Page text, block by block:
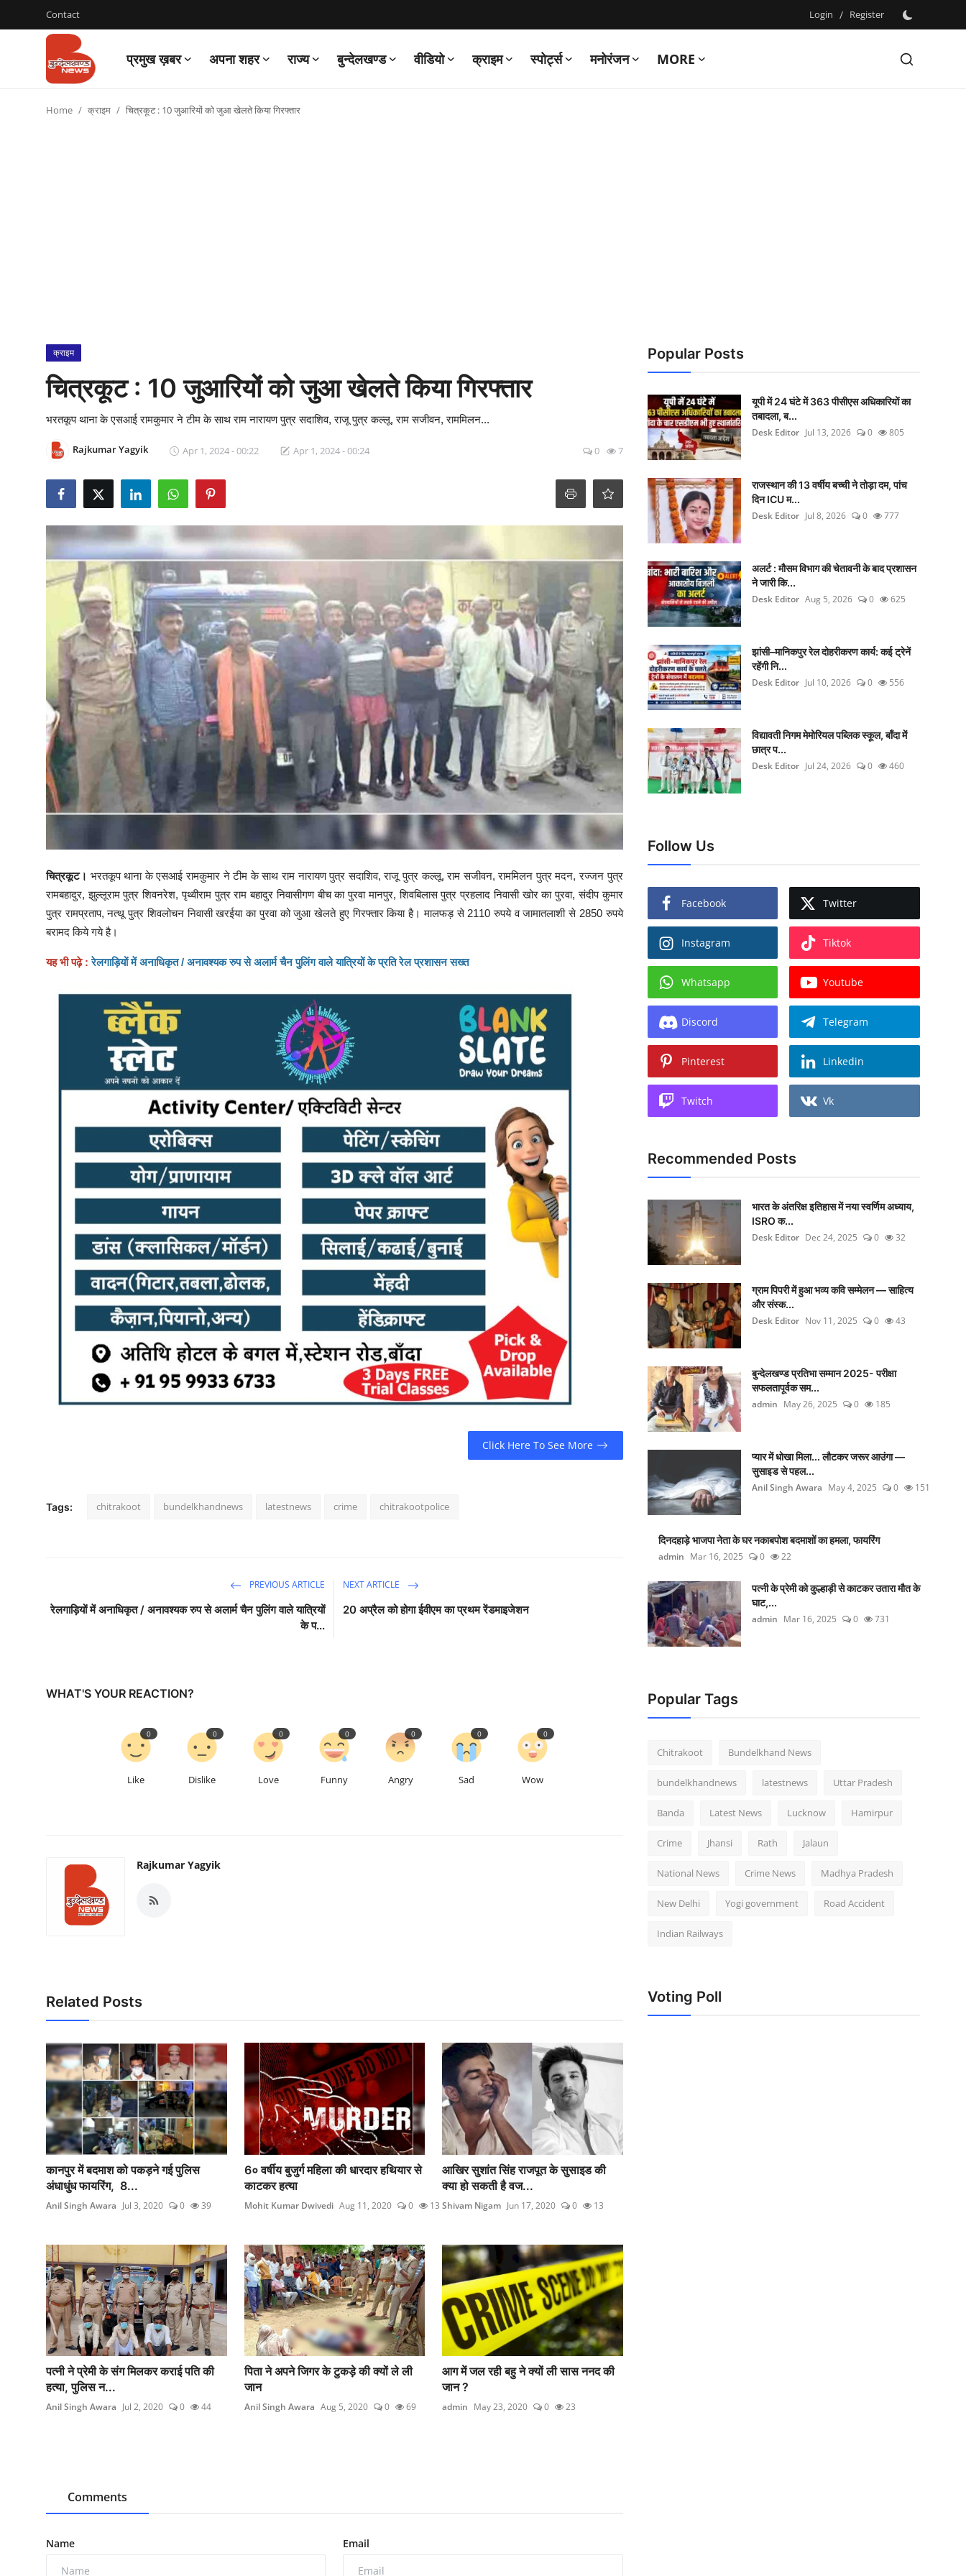
Contact Login / Register
प्रमुख ख़बर अपना शहर राज्य बुन्देलखण्ड वीडियो क्राइम स्पोर्ट्स मनोरंजन MORE
Login
Home क्राइम चित्रकूट : 10 जुआरियों को जुआ खेलते किया गिरफ्तार
क्राइम
चित्रकूट : 10 जुआरियों को जुआ खेलते किया गिरफ्तार
भरतकूप थाना के एसआई रामकुमार ने टीम के साथ राम नारायण पुत्र सदाशिव, राजू पुत्र कल्लू, राम सजीवन, राममिलन...
Rajkumar Yagyik Apr 1, 2024 - 00:22 Apr 1, 2024 - 00:24 0 7
चित्रकूट। भरतकूप थाना के एसआई रामकुमार ने टीम के साथ राम नारायण पुत्र सदाशिव, राजू पुत्र कल्लू, राम सजीवन, राममिलन पुत्र मदन, रज्जन पुत्र
रामबहादुर, झुल्लूराम पुत्र शिवनरेश, पृथ्वीराम पुत्र राम बहादुर निवासीगण बीच का पुरवा मानपुर, शिवबिलास पुत्र प्रहलाद निवासी खोर का पुरवा, संदीप कुमार
पुत्र रामप्रताप, नत्थू पुत्र शिवलोचन निवासी खरईया का पुरवा को जुआ खेलते हुए गिरफ्तार किया है। मालफड़ से 2110 रुपये व जामातलाशी से 2850 रुपये
बरामद किये गये है।
यह भी पढ़े : रेलगाड़ियों में अनाधिकृत / अनावश्यक रुप से अलार्म चैन पुलिंग वाले यात्रियों के प्रति रेल प्रशासन सख्त
Click Here To See More
Tags: chitrakoot bundelkhandnews latestnews crime chitrakootpolice
PREVIOUS ARTICLE
रेलगाड़ियों में अनाधिकृत / अनावश्यक रुप से अलार्म चैन पुलिंग वाले यात्रियों
के प...
NEXT ARTICLE
20 अप्रैल को होगा ईवीएम का प्रथम रेंडमाइजेशन
WHAT'S YOUR REACTION?
Like
0
Dislike
0
Love
0
Funny
0
Angry
0
Sad
0
Wow
0
Rajkumar Yagyik
Related Posts
कानपुर में बदमाश को पकड़ने गई पुलिस
अंधाधुंध फायरिंग, 8...
Anil Singh Awara Jul 3, 2020 0 39
6० वर्षीय बुजुर्ग महिला की धारदार हथियार से
काटकर हत्या
Mohit Kumar Dwivedi Aug 11, 2020 0 13
आखिर सुशांत सिंह राजपूत के सुसाइड की
क्या हो सकती है वज...
Shivam Nigam Jun 17, 2020 0 13
पत्नी ने प्रेमी के संग मिलकर कराई पति की
हत्या, पुलिस न...
Anil Singh Awara Jul 2, 2020 0 44
पिता ने अपने जिगर के टुकड़े की क्यों ले ली
जान
Anil Singh Awara Aug 5, 2020 0 69
आग में जल रही बहु ने क्यों ली सास ननद की
जान ?
admin May 23, 2020 0 23
Comments
Name Email
Popular Posts
यूपी में 24 घंटे में 363 पीसीएस अधिकारियों का
तबादला, ब...
Desk Editor Jul 13, 2026 0 805
राजस्थान की 13 वर्षीय बच्ची ने तोड़ा दम, पांच
दिन ICU म...
Desk Editor Jul 8, 2026 0 777
अलर्ट : मौसम विभाग की चेतावनी के बाद प्रशासन
ने जारी कि...
Desk Editor Aug 5, 2026 0 625
झांसी–मानिकपुर रेल दोहरीकरण कार्य: कई ट्रेनें
रहेंगी नि...
Desk Editor Jul 10, 2026 0 556
विद्यावती निगम मेमोरियल पब्लिक स्कूल, बाँदा में
छात्र प...
Desk Editor Jul 24, 2026 0 460
Follow Us
Facebook Twitter
Instagram Tiktok
Whatsapp Youtube
Discord Telegram
Pinterest Linkedin
Twitch Vk
Recommended Posts
भारत के अंतरिक्ष इतिहास में नया स्वर्णिम अध्याय,
ISRO क...
Desk Editor Dec 24, 2025 0 32
ग्राम पिपरी में हुआ भव्य कवि सम्मेलन — साहित्य
और संस्क...
Desk Editor Nov 11, 2025 0 43
बुन्देलखण्ड प्रतिभा सम्मान 2025- परीक्षा
सफलतापूर्वक सम...
admin May 26, 2025 0 185
प्यार में धोखा मिला... लौटकर जरूर आउंगा —
सुसाइड से पहल...
Anil Singh Awara May 4, 2025 0 151
दिनदहाड़े भाजपा नेता के घर नकाबपोश बदमाशों का हमला, फायरिंग
admin Mar 16, 2025 0 22
पत्नी के प्रेमी को कुल्हाड़ी से काटकर उतारा मौत के
घाट,...
admin Mar 16, 2025 0 731
Popular Tags
Chitrakoot Bundelkhand News
bundelkhandnews latestnews Uttar Pradesh
Banda Latest News Lucknow Hamirpur
Crime Jhansi Rath Jalaun
National News Crime News Madhya Pradesh
New Delhi Yogi government Road Accident
Indian Railways
Voting Poll